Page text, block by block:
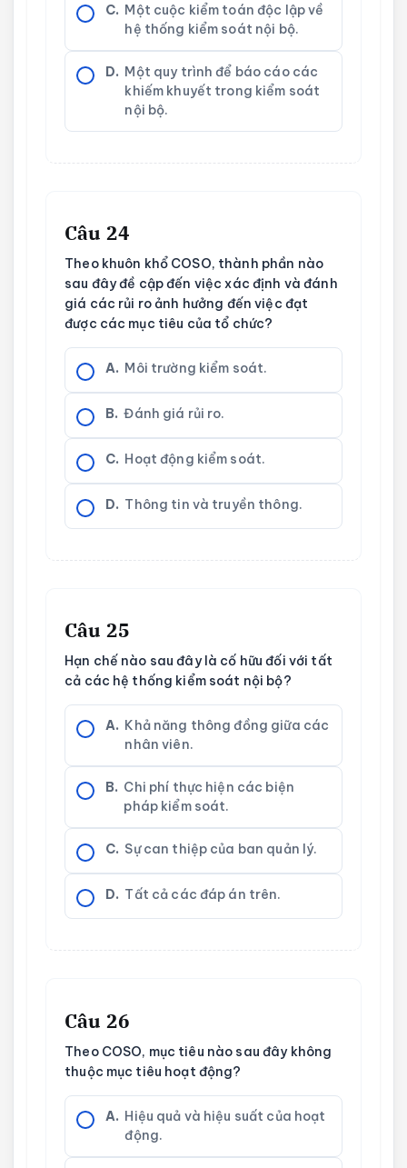
C. Một cuộc kiểm toán độc lập về
hệ thống kiểm soát nội bộ.
D. Một quy trình để báo cáo các
khiếm khuyết trong kiểm soát
nội bộ.
Câu 24
Theo khuôn khổ COSO, thành phần nào
sau đây đề cập đến việc xác định và đánh
giá các rủi ro ảnh hưởng đến việc đạt
được các mục tiêu của tổ chức?
A. Môi trường kiểm soát.
B. Đánh giá rủi ro.
C. Hoạt động kiểm soát.
D. Thông tin và truyền thông.
Câu 25
Hạn chế nào sau đây là cố hữu đối với tất
cả các hệ thống kiểm soát nội bộ?
A. Khả năng thông đồng giữa các
nhân viên.
B. Chi phí thực hiện các biện
pháp kiểm soát.
C. Sự can thiệp của ban quản lý.
D. Tất cả các đáp án trên.
Câu 26
Theo COSO, mục tiêu nào sau đây không
thuộc mục tiêu hoạt động?
A. Hiệu quả và hiệu suất của hoạt
động.